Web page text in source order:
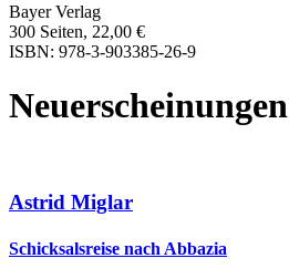
Bayer Verlag
300 Seiten, 22,00 €
ISBN: 978-3-903385-26-9
Neuerscheinungen
Astrid Miglar
Schicksalsreise nach Abbazia